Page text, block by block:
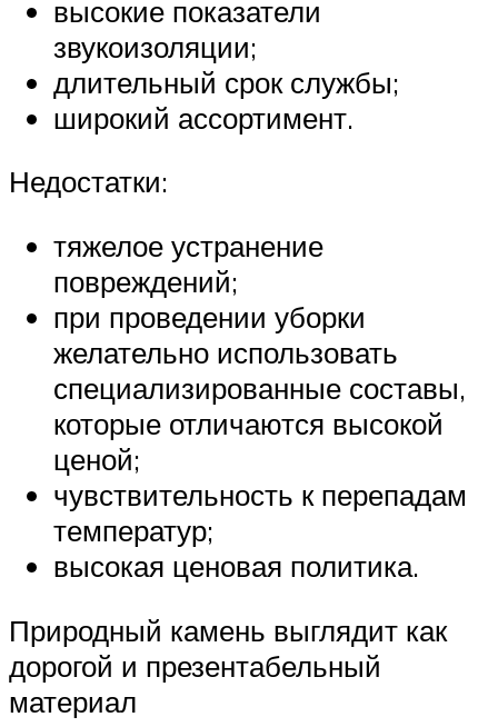
высокие показатели
звукоизоляции;
длительный срок службы;
широкий ассортимент.
Недостатки:
тяжелое устранение
повреждений;
при проведении уборки
желательно использовать
специализированные составы,
которые отличаются высокой
ценой;
чувствительность к перепадам
температур;
высокая ценовая политика.
Природный камень выглядит как
дорогой и презентабельный
материал